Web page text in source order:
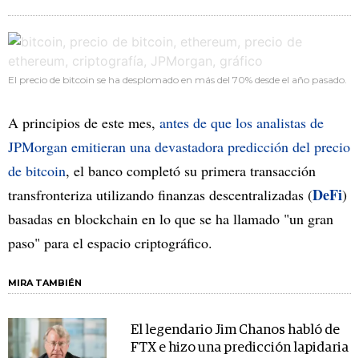
El precio de bitcoin se ha desplomado en más del 70% desde el año pasado.
A principios de este mes, antes de que los analistas de
JPMorgan emitieran una devastadora predicción del precio
de bitcoin, el banco completó su primera transacción
transfronteriza utilizando finanzas descentralizadas (DeFi)
basadas en blockchain en lo que se ha llamado "un gran
paso" para el espacio criptográfico.
MIRA TAMBIÉN
El legendario Jim Chanos habló de
FTX e hizo una predicción lapidaria